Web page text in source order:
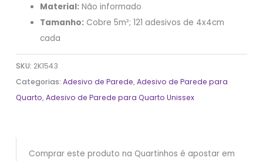
Material: Não informado
Tamanho: Cobre 5m²; 121 adesivos de 4x4cm
cada
SKU: 2K1543
Categorias:Adesivo de Parede,Adesivo de Parede para
Quarto,Adesivo de Parede para Quarto Unissex
Comprar este produto na Quartinhos é apostar em